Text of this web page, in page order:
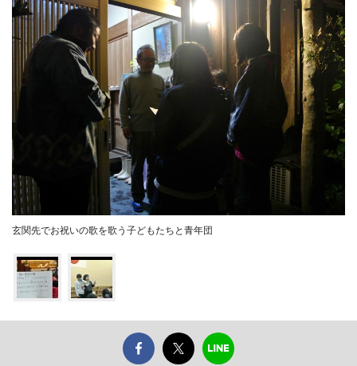
玄関先でお祝いの歌を歌う子どもたちと青年団